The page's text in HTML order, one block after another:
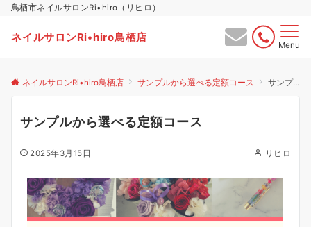
鳥栖市ネイルサロンRi•hiro（リヒロ）
ネイルサロンRi•hiro鳥栖店
Menu
ネイルサロンRi•hiro鳥栖店 サンプルから選べる定額コース サンプルから選べる定額コース
サンプルから選べる定額コース
2025年3月15日 リヒロ